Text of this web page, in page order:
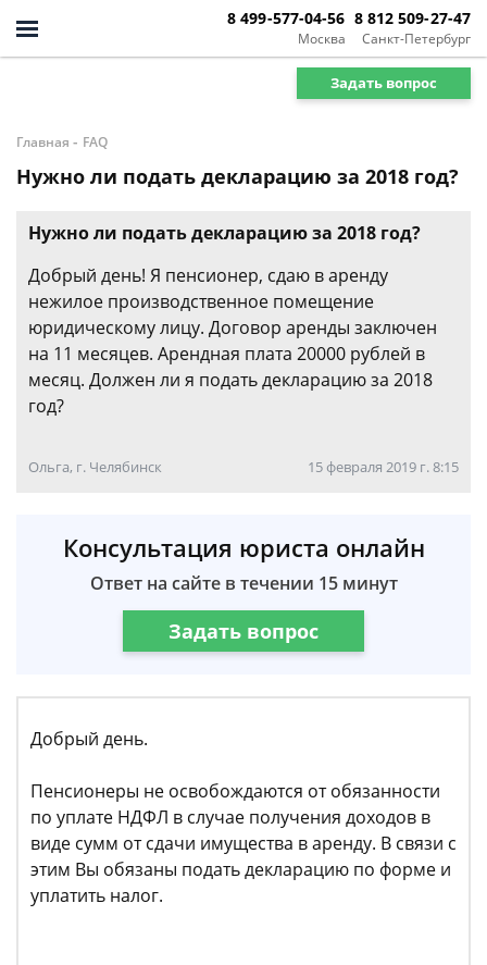
Москва
8 499-577-04-56
Санкт-Петербург
8 812 509-27-47
Задать вопрос
Главная - FAQ
Нужно ли подать декларацию за 2018 год?
Нужно ли подать декларацию за 2018 год?
Добрый день! Я пенсионер, сдаю в аренду
нежилое производственное помещение
юридическому лицу. Договор аренды заключен
на 11 месяцев. Арендная плата 20000 рублей в
месяц. Должен ли я подать декларацию за 2018
год?
Ольга, г. Челябинск 15 февраля 2019 г. 8:15
Консультация юриста онлайн
Ответ на сайте в течении 15 минут
Задать вопрос
Добрый день.
Пенсионеры не освобождаются от обязанности
по уплате НДФЛ в случае получения доходов в
виде сумм от сдачи имущества в аренду. В связи с
этим Вы обязаны подать декларацию по форме и
уплатить налог.